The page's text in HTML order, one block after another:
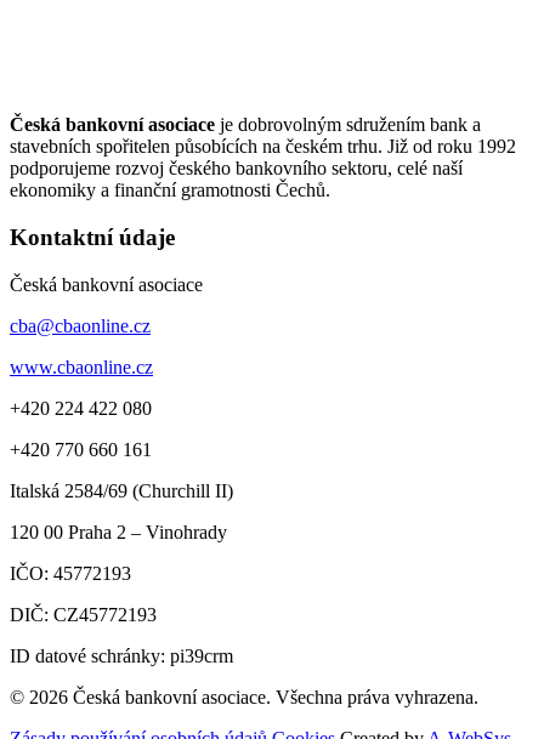
Česká bankovní asociace je dobrovolným sdružením bank a
stavebních spořitelen působících na českém trhu. Již od roku 1992
podporujeme rozvoj českého bankovního sektoru, celé naší
ekonomiky a finanční gramotnosti Čechů.
Kontaktní údaje
Česká bankovní asociace
cba@cbaonline.cz
www.cbaonline.cz
+420 224 422 080
+420 770 660 161
Italská 2584/69 (Churchill II)
120 00 Praha 2 – Vinohrady
IČO: 45772193
DIČ: CZ45772193
ID datové schránky: pi39crm
© 2026 Česká bankovní asociace. Všechna práva vyhrazena.